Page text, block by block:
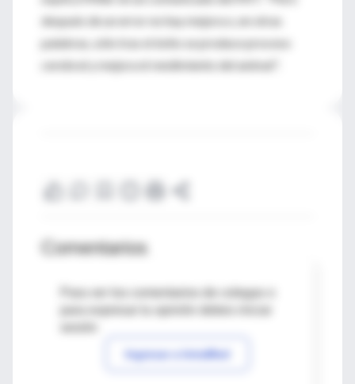
después de un error no hay mejora o, en otras
palabras, sólo tras el éxito se produce proceso
cerebral y mejora el rendimiento del animal".
Comentarios
Para ver los comentarios de colegas o
Ingresar a IntraMed